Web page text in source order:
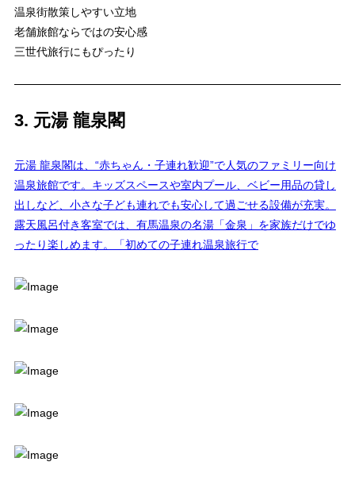
温泉街散策しやすい立地
老舗旅館ならではの安心感
三世代旅行にもぴったり
3. 元湯 龍泉閣
元湯 龍泉閣は、“赤ちゃん・子連れ歓迎”で人気のファミリー向け
温泉旅館です。キッズスペースや室内プール、ベビー用品の貸し
出しなど、小さな子ども連れでも安心して過ごせる設備が充実。
露天風呂付き客室では、有馬温泉の名湯「金泉」を家族だけでゆ
ったり楽しめます。「初めての子連れ温泉旅行で